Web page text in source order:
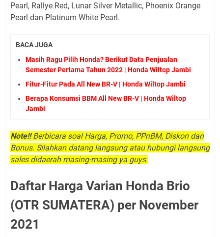
Pearl, Rallye Red, Lunar Silver Metallic, Phoenix Orange
Pearl dan Platinum White Pearl.
BACA JUGA
Masih Ragu Pilih Honda? Berikut Data Penjualan
Semester Pertama Tahun 2022 | Honda Wiltop Jambi
Fitur-Fitur Pada All New BR-V | Honda Wiltop Jambi
Berapa Konsumsi BBM All New BR-V | Honda Wiltop
Jambi
Note!!Berbicara soal Harga, Promo, PPnBM, Diskon dan
Bonus. Silahkan datang langsung atau hubungi langsung
sales didaerah masing-masing ya guys.
Daftar Harga Varian Honda Brio
(OTR SUMATERA) per November
2021